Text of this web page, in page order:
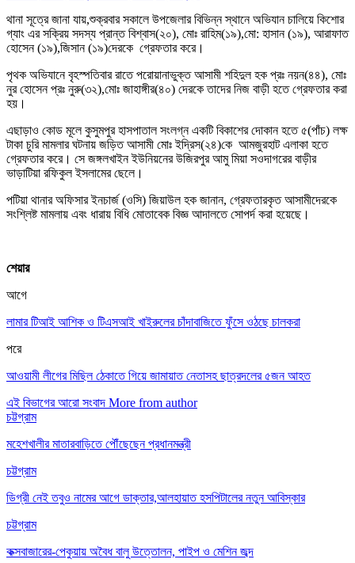
থানা সূত্রে জানা যায়,শুক্রবার সকালে উপজেলার বিভিন্ন স্থানে অভিযান চালিয়ে কিশোর
গ্যাং এর সক্রিয় সদস্য প্রান্ত বিশ্বাস(২০), মোঃ রাহিম(১৯),মো: হাসান (১৯), আরাফাত
হোসেন (১৯),জিসান (১৯)দেরকে গ্রেফতার করে।
পৃথক অভিযানে বৃহস্পতিবার রাতে পরোয়ানাভুক্ত আসামী শহিদুল হক প্রঃ নয়ন(৪৪), মোঃ
নুর হোসেন প্রঃ নুরু(৩২),মোঃ জাহাঙ্গীর(৪০) দেরকে তাদের নিজ বাড়ী হতে গ্রেফতার করা
হয়।
এছাড়াও কোড মূলে কুসুমপুর হাসপাতাল সংলগ্ন একটি বিকাশের দোকান হতে ৫(পাঁচ) লক্ষ
টাকা চুরি মামলার ঘটনায় জড়িত আসামী মোঃ ইদ্রিস(২৪)কে আমজুরহাট এলাকা হতে
গ্রেফতার করে। সে জঙ্গলখাইন ইউনিয়নের উজিরপুর আমু মিয়া সওদাগরের বাড়ীর
ভাড়াটিয়া রফিকুল ইসলামের ছেলে।
পটিয়া থানার অফিসার ইনচার্জ (ওসি) জিয়াউল হক জানান, গ্রেফতারকৃত আসামীদেরকে
সংশ্লিষ্ট মামলায় এবং ধারায় বিধি মোতাবেক বিজ্ঞ আদালতে সোপর্দ করা হয়েছে।
শেয়ার
আগে
লামার টিআই আশিক ও টিএসআই খাইরুলের চাঁদাবাজিতে ফুঁসে ওঠছে চালকরা
পরে
আওয়ামী লীগের মিছিল ঠেকাতে গিয়ে জামায়াত নেতাসহ ছাত্রদলের ৫জন আহত
এই বিভাগের আরো সংবাদ More from author
চট্টগ্রাম
মহেশখালীর মাতারবাড়িতে পৌঁছেছেন প্রধানমন্ত্রী
চট্টগ্রাম
ডিগ্রী নেই তবুও নামের আগে ডাক্তার,আলহায়াত হসপিটালের নতুন আবিস্কার
চট্টগ্রাম
কক্সবাজারের-পেকুয়ায় অবৈধ বালু উত্তোলন, পাইপ ও মেশিন জব্দ